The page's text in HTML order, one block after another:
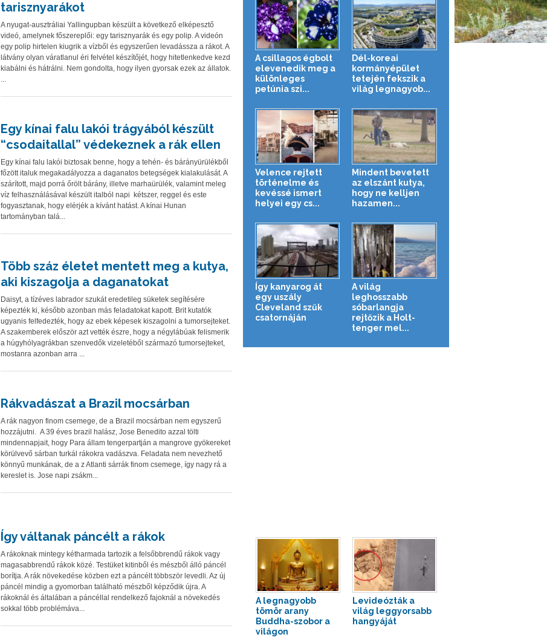
tarisznyarákot
A nyugat-ausztráliai Yallingupban készült a következő elképesztő
videó, amelynek főszereplői: egy tarisznyarák és egy polip. A videón
egy polip hirtelen kiugrik a vízből és egyszerűen levadássza a rákot. A
látvány olyan váratlanul éri felvétel készítőjét, hogy hitetlenkedve kezd
kiabálni és hátrálni. Nem gondolta, hogy ilyen gyorsak ezek az állatok.
...
Egy kínai falu lakói trágyából készült
“csodaitallal” védekeznek a rák ellen
Egy kínai falu lakói biztosak benne, hogy a tehén- és bárányürülékből
főzött italuk megakadályozza a daganatos betegségek kialakulását. A
szárított, majd porrá őrölt bárány, illetve marhaürülék, valamint meleg
víz felhasználásával készült italból napi kétszer, reggel és este
fogyasztanak, hogy elérjék a kívánt hatást. A kínai Hunan
tartományban talá...
Több száz életet mentett meg a kutya,
aki kiszagolja a daganatokat
Daisyt, a tízéves labrador szukát eredetileg süketek segítésére
képezték ki, később azonban más feladatokat kapott. Brit kutatók
ugyanis felfedezték, hogy az ebek képesek kiszagolni a tumorsejteket.
A szakemberek először azt vették észre, hogy a négylábúak felismerik
a húgyhólyagrákban szenvedők vizeletéből származó tumorsejteket,
mostanra azonban arra ...
Rákvadászat a Brazil mocsárban
A rák nagyon finom csemege, de a Brazil mocsárban nem egyszerű
hozzájutni. A 39 éves brazil halász, Jose Benedito azzal tölti
mindennapjait, hogy Para állam tengerpartján a mangrove gyökereket
körülvevő sárban turkál rákokra vadászva. Feladata nem nevezhető
könnyű munkának, de a z Atlanti sárrák finom csemege, így nagy rá a
kereslet is. Jose napi zsákm...
Így váltanak páncélt a rákok
A rákoknak mintegy kétharmada tartozik a felsőbbrendű rákok vagy
magasabbrendű rákok közé. Testüket kitinből és mészből álló páncél
borítja. A rák növekedése közben ezt a páncélt többször levedli. Az új
páncél mindig a gyomorban található mészből képződik újra. A
rákoknál és általában a páncéllal rendelkező fajoknál a növekedés
sokkal több problémáva...
A csillagos égbolt
elevenedik meg a
különleges
petúnia szi...
Dél-koreai
kormányépület
tetején fekszik a
világ legnagyob...
Velence rejtett
történelme és
kevéssé ismert
helyei egy cs...
Mindent bevetett
az elszánt kutya,
hogy ne kelljen
hazamen...
Így kanyarog át
egy uszály
Cleveland szűk
csatornáján
A világ
leghosszabb
sóbarlangja
rejtőzik a Holt-
tenger mel...
A legnagyobb
tömör arany
Buddha-szobor a
világon
Levideózták a
világ leggyorsabb
hangyáját